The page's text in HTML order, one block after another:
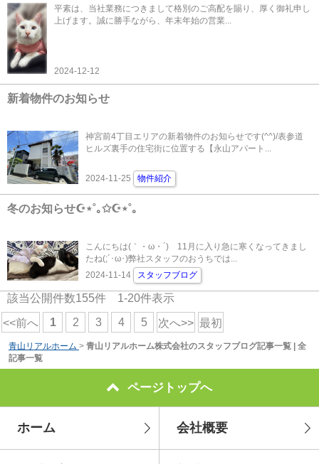
平素は、当社業務につきまして格別のご高配を賜り、厚く御礼申し
上げます。誠に勝手ながら、年末年始の営業...
2024-12-12
新着物件のお知らせ
神宮前4丁目エリアの新着物件のお知らせです(^^)/表参道
ヒルズ裏手の住宅街に位置する【永山アパート...
2024-11-25 物件紹介
冬のお知らせ☪︎⋆˚｡✩☪︎⋆˚｡
こんにちは(｀・ω・´)ゞ11月に入り急に寒くなってきまし
たね(;´･ω･)弊社スタッフのおうちでは...
2024-11-14
スタッフブログ
該当公開件数155件 1-20件表示
<<前へ 1 2 3 4 5 次へ>> 最初
青山リアルホーム > 青山リアルホーム株式会社のスタッフブログ記事一覧 | 全
記事一覧
ページトップへ
ホーム 会社概要